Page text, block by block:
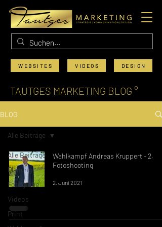
WEBSITES VIDEOS DESIGN
TAUTGES MARKETING BLOG °
BLOG
Alle Beiträge
Planung
Fotografie
Videos
Print
Alle Beiträge
Wahlkampf Andreas Kruppert - 2.
Fotoshooting
2. Juni 2021